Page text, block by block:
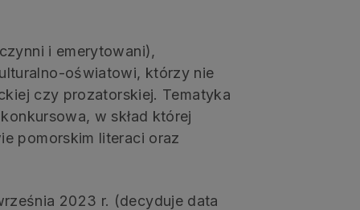
i emerytowani),
oświatowi, którzy nie
czy prozatorskiej. Tematyka
w skład której
pomorskim literaci oraz
2023 r. (decyduje data